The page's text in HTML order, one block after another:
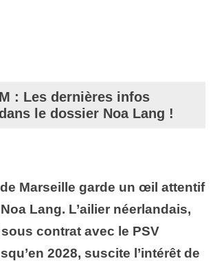
: Les dernières infos
le dossier Noa Lang !
de Marseille garde un œil attentif
Lang. L’ailier néerlandais,
contrat avec le PSV
2028, suscite l’intérêt de